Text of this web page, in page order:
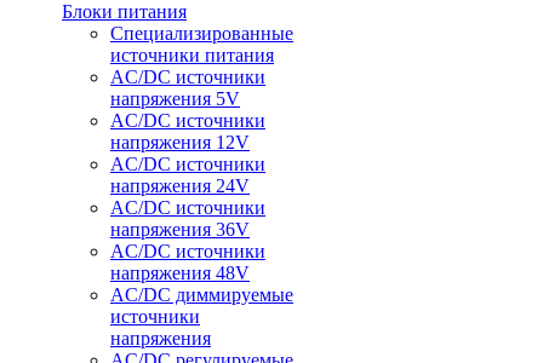
Блоки питания
Специализированные
источники питания
AC/DC источники
напряжения 5V
AC/DC источники
напряжения 12V
AC/DC источники
напряжения 24V
AC/DC источники
напряжения 36V
AC/DC источники
напряжения 48V
AC/DC диммируемые
источники
напряжения